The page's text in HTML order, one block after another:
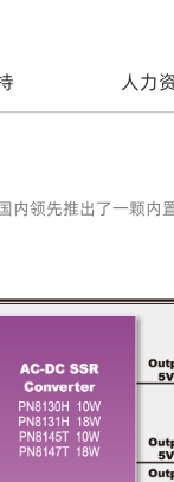
人力
内领先推出了一颗